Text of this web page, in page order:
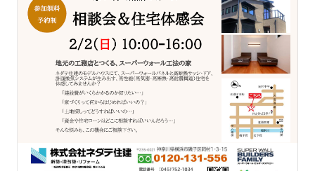
会社概要
社員紹介
職人紹介
受賞歴
商品情報・キャンペーン
ブログ ースタッフ日記ー